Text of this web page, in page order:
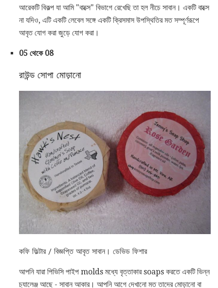
আরেকটি বিকল্প যা আমি "বাক্সে" বিভাগে রেখেছি তা হল নীচে সাবান। একটি বাক্সে
না যদিও, এটি একটি লেবেল সঙ্গে একটি ক্রিসমাস উপস্থিতির মত সম্পূর্ণরূপে
আবৃত যোগ করা জুড়ে যোগ করা।
05 থেকে 08
রাউন্ড সোপা মোড়ানো
কফি ফিল্টার / বিজ্ঞপ্তি আবৃত সাবান। ডেভিড ফিশার
আপনি যারা পিভিসি পাইপ molds মধ্যে বৃত্তাকার soaps করতে একটি ভিন্ন
চ্যালেঞ্জ আছে - সাবান আকার। আপনি আগে দেখানো মত তাদের মোড়ানো বা